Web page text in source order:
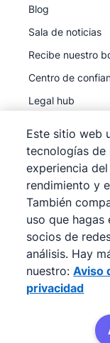
Blog
Sala de noticias
Recibe nuestro
Centro de
Legal hub
©2026
Pipedrive
Términos de
Pipedrive
Aviso de
Mapa del sitio
Aviso de Cookies
Preferencias de
Pipedrive es un
Este sitio web
tecnologías de
experiencia
rendimiento y
También
uso que
socios de
análisis. Hay
nuestro: Aviso
privacidad